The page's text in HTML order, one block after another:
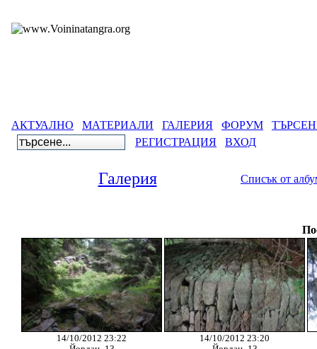
АКТУАЛНО МАТЕРИАЛИ ГАЛЕРИЯ ФОРУМ
РЕГИСТРАЦИЯ
ВХОД
Галерия Списък от
14/10/2012 23:22
14/10/2012 23:20